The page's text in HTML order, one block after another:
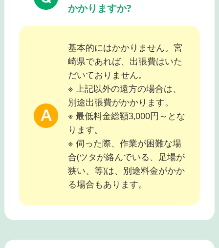
かかりますか?
基本的にはかかりません。宮
崎県であれば、出張費はいた
だいておりません。
※ 上記以外の遠方の場合は、
別途出張費がかかります。
※ 最低料金総額3,000円～とな
ります。
※ 伺った際、作業が困難な場
合(ツタが絡んでいる、足場が
狭い、等)は、別途料金がかか
る場合もあります。